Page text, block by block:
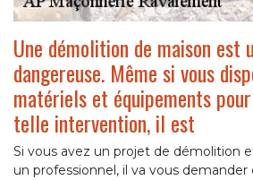
Une démolition de maison est
dangereuse. Même si vous
matériels et équipements
telle intervention, il est
Si vous avez un projet de démolition
un professionnel, il va vous